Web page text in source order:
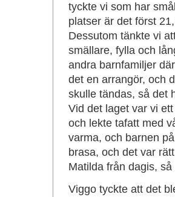
tyckte vi som har
platser är det först
Dessutom tänkte vi
smällare, fylla och
andra barnfamiljer
det en arrangör, och
skulle tändas, så det
Vid det laget var vi
och lekte tafatt med
varma, och barnen
brasa, och det var
Matilda från dagis,
Viggo tyckte att det